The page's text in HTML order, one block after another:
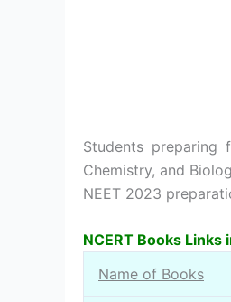
Students preparing
Chemistry, and
NEET 2023
NCERT Books Links
Name of Books